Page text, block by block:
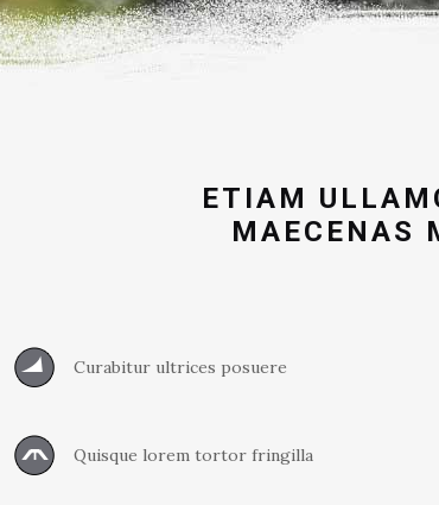
ETIAM
MAECENAS
Curabitur ultrices posuere
Quisque lorem tortor fringilla